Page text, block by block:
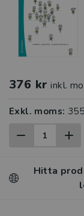
376 kr inkl.
Exkl. moms:
Hitta